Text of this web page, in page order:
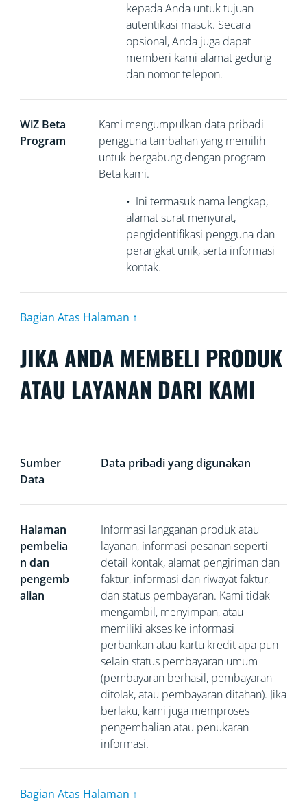
kepada Anda untuk tujuan
autentikasi masuk. Secara
opsional, Anda juga dapat
memberi kami alamat gedung
dan nomor telepon.
WiZ Beta
Program
Kami mengumpulkan data pribadi
pengguna tambahan yang memilih
untuk bergabung dengan program
Beta kami.
• Ini termasuk nama lengkap,
alamat surat menyurat,
pengidentifikasi pengguna dan
perangkat unik, serta informasi
kontak.
Bagian Atas Halaman ↑
JIKA ANDA MEMBELI PRODUK
ATAU LAYANAN DARI KAMI
Sumber
Data
Data pribadi yang digunakan
Halaman
pembelia
n dan
pengemb
alian
Informasi langganan produk atau
layanan, informasi pesanan seperti
detail kontak, alamat pengiriman dan
faktur, informasi dan riwayat faktur,
dan status pembayaran. Kami tidak
mengambil, menyimpan, atau
memiliki akses ke informasi
perbankan atau kartu kredit apa pun
selain status pembayaran umum
(pembayaran berhasil, pembayaran
ditolak, atau pembayaran ditahan). Jika
berlaku, kami juga memproses
pengembalian atau penukaran
informasi.
Bagian Atas Halaman ↑